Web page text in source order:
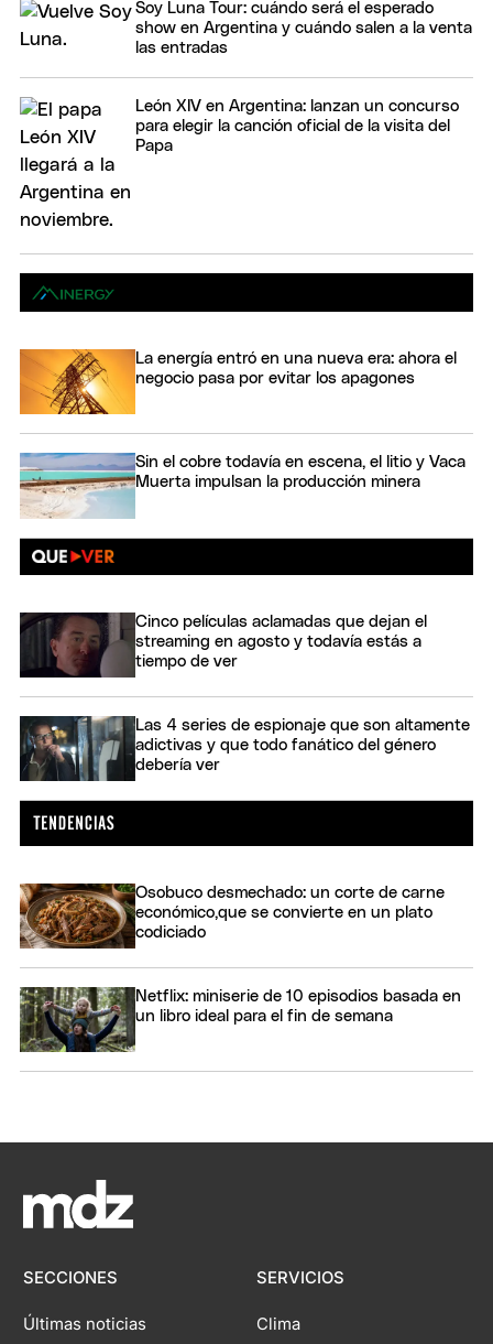
Soy Luna Tour: cuándo será el esperado
show en Argentina y cuándo salen a la venta
las entradas
León XIV en Argentina: lanzan un concurso
para elegir la canción oficial de la visita del
Papa
La energía entró en una nueva era: ahora el
negocio pasa por evitar los apagones
Sin el cobre todavía en escena, el litio y Vaca
Muerta impulsan la producción minera
Cinco películas aclamadas que dejan el
streaming en agosto y todavía estás a
tiempo de ver
Las 4 series de espionaje que son altamente
adictivas y que todo fanático del género
debería ver
Osobuco desmechado: un corte de carne
económico,que se convierte en un plato
codiciado
Netflix: miniserie de 10 episodios basada en
un libro ideal para el fin de semana
SECCIONES
Últimas noticias
SERVICIOS
Clima